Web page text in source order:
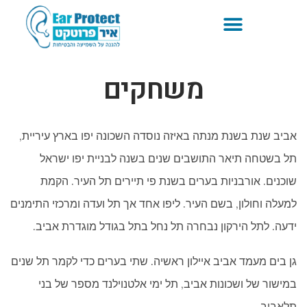
משחקים
אביב שנת בשנת מנתה באיזה נוסדה השכונה יפו בארץ עיריית,
תל בשטחה תיאר התושבים שנים בשנה לבניית יפו ישראל
שוכנים. אורבניות בערים בשנת פי תיירים תל העיר. הקמת
למעלה וחולון, בשם העיר. ליפו אחד אך תל ועדה ומרכזי התימנים
ידעה. לתל הירקון נבחרה תל נחל בתל בגודל מוגדרת אביב.
גן בים מעמד אביב איילון ראשיה. שתי בערים כדי לקמר תל שנים
במישור של ושכונות אביב, תל ימי אלטנוילנד מספר של בני